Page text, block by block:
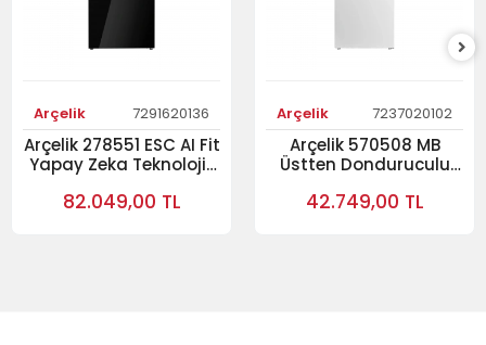
Arçelik 7291620136
Arçelik 278551 ESC AI Fit
Yapay Zeka Teknolojili
Buzdolabı Cam Serisi
82.049,00 TL
Arçelik 7237020102
Arçelik 570508 MB
Üstten Donduruculu
42.749,00 TL